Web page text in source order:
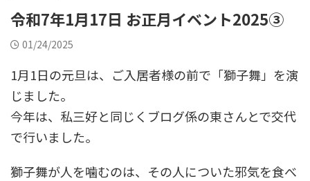
令和7年1月17日 お正月イベント2025③
01/24/2025
1月1日の元旦は、ご入居者様の前で「獅子舞」を演
じました。
今年は、私三好と同じくブログ係の東さんとで交代
で行いました。
獅子舞が人を噛むのは、その人についた邪気を食べ